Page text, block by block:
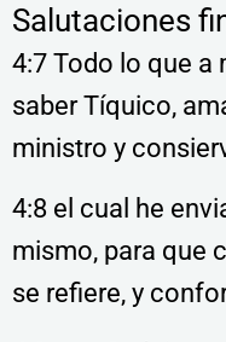
Salutaciones
4:7 Todo lo que a
saber Tíquico,
ministro y
4:8 el cual he
mismo, para que
se refiere, y